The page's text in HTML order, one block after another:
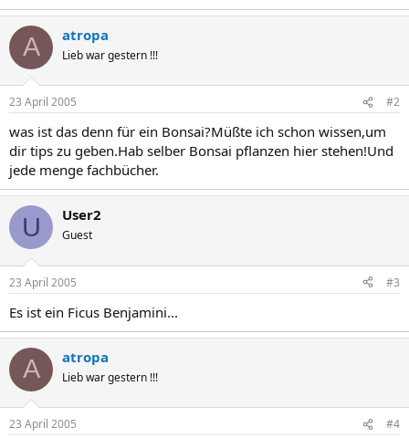
A atropa
Lieb war gestern !!!
23 April 2005 #2
was ist das denn für ein Bonsai?Müßte ich schon wissen,um
dir tips zu geben.Hab selber Bonsai pflanzen hier stehen!Und
jede menge fachbücher.
U User2
Guest
23 April 2005 #3
Es ist ein Ficus Benjamini...
A atropa
Lieb war gestern !!!
23 April 2005 #4